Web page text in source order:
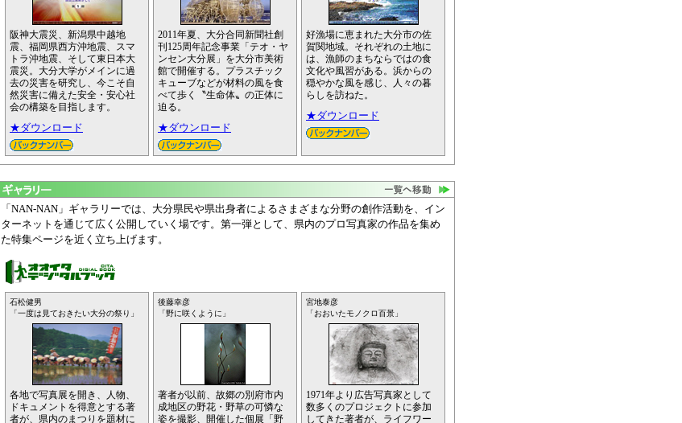
阪神大震災、新潟県中越地
震、福岡県西方沖地震、スマ
トラ沖地震、そして東日本大
震災。大分大学がメインに過
去の災害を研究し、今こそ自
然災害に備えた安全・安心社
会の構築を目指します。
★ダウンロード
2011年夏、大分合同新聞社創
刊125周年記念事業「テオ・ヤ
ンセン大分展」を大分市美術
館で開催する。プラスチック
キューブなどが材料の風を食
べて歩く〝生命体〟の正体に
迫る。
★ダウンロード
好漁場に恵まれた大分市の佐
賀関地域。それぞれの土地に
は、漁師のまちならではの食
文化や風習がある。浜からの
穏やかな風を感じ、人々の暮
らしを訪ねた。
★ダウンロード
「NAN-NAN」ギャラリーでは、大分県民や県出身者によるさまざまな分野の創作活動を、イン
ターネットを通じて広く公開していく場です。第一弾として、県内のプロ写真家の作品を集め
た特集ページを近く立ち上げます。
石松健男
「一度は見ておきたい大分の祭り」
各地で写真展を開き、人物、
ドキュメントを得意とする著
者が、県内のまつりを題材に
後藤幸彦
「野に咲くように」
著者が以前、故郷の別府市内
成地区の野花・野草の可憐な
姿を撮影、開催した個展「野
宮地泰彦
「おおいたモノクロ百景」
1971年より広告写真家として
数多くのプロジェクトに参加
してきた著者が、ライフワー